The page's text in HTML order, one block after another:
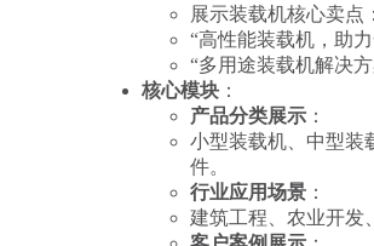
展示装载机核心卖点：
“高性能装载机，助
“多用途装载机解决
核心模块 ：
产品分类展示 ：
小型装载机、中型装
件。
行业应用场景 ：
建筑工程、农业开发